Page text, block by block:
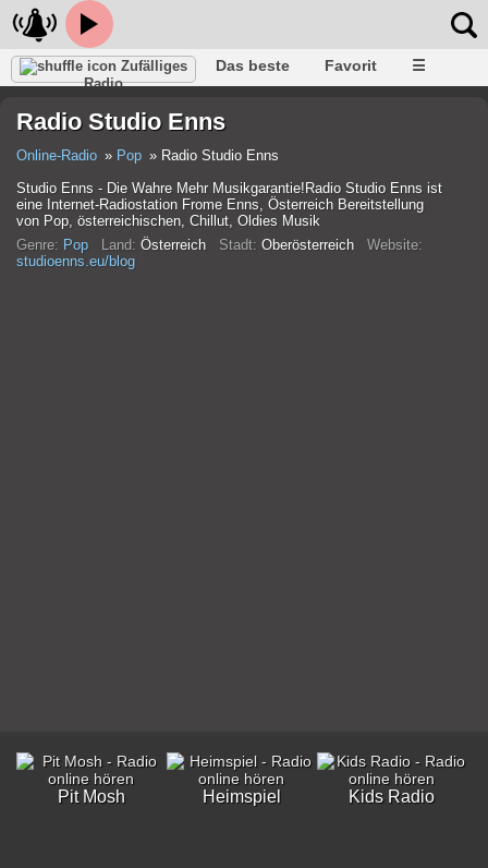
Zufälliges
Radio
Das beste Favorit ☰
Radio Studio Enns
Online-Radio Pop
Radio Studio Enns
Studio Enns - Die Wahre Mehr Musikgarantie!Radio Studio Enns ist
eine Internet-Radiostation Frome Enns, Österreich Bereitstellung
von Pop, österreichischen, Chillut, Oldies Musik
Genre: Pop Land: Österreich Stadt: Oberösterreich Website:
studioenns.eu/blog
Pit Mosh Heimspiel Kids Radio